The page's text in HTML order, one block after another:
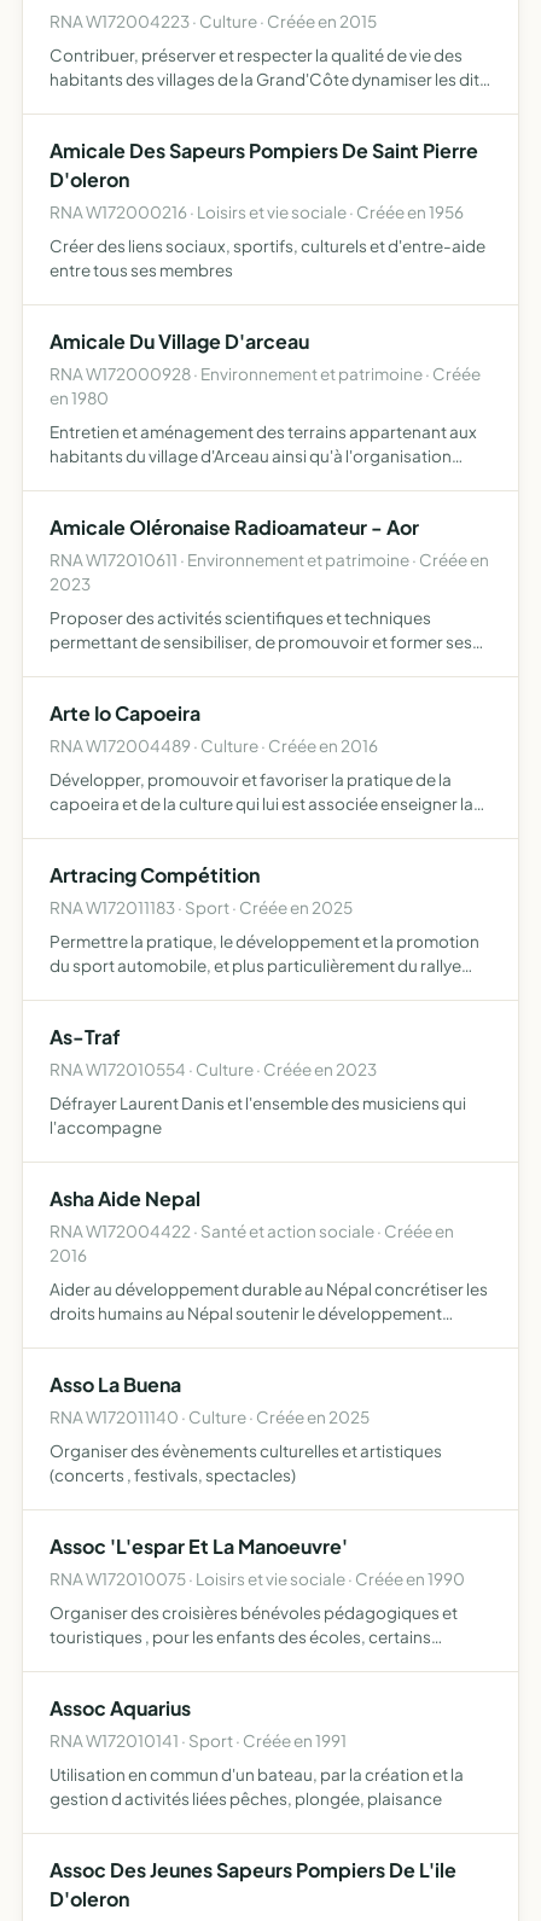
RNA W172004223 · Culture · Créée en 2015
Contribuer, préserver et respecter la qualité de vie des
habitants des villages de la Grand'Côte dynamiser les dits
Amicale Des Sapeurs Pompiers De Saint Pierre
D'oleron
RNA W172000216 · Loisirs et vie sociale · Créée en 1956
Créer des liens sociaux, sportifs, culturels et d'entre-aide
entre tous ses membres
Amicale Du Village D'arceau
RNA W172000928 · Environnement et patrimoine · Créée
en 1980
Entretien et aménagement des terrains appartenant aux
habitants du village d'Arceau ainsi qu'à l'organisation
Amicale Oléronaise Radioamateur - Aor
RNA W172010611 · Environnement et patrimoine · Créée en
2023
Proposer des activités scientifiques et techniques
permettant de sensibiliser, de promouvoir et former ses
de …
Arte Io Capoeira
RNA W172004489 · Culture · Créée en 2016
Développer, promouvoir et favoriser la pratique de la
capoeira et de la culture qui lui est associée enseigner la
Artracing Compétition
RNA W172011183 · Sport · Créée en 2025
Permettre la pratique, le développement et la promotion
du sport automobile, et plus particulièrement du rallye
As-Traf
RNA W172010554 · Culture · Créée en 2023
Défrayer Laurent Danis et l'ensemble des musiciens qui
l'accompagne
Asha Aide Nepal
RNA W172004422 · Santé et action sociale · Créée en
2016
Aider au développement durable au Népal concrétiser les
droits humains au Népal soutenir le développement
dispensaires…
Asso La Buena
RNA W172011140 · Culture · Créée en 2025
Organiser des évènements culturelles et artistiques
(concerts , festivals, spectacles)
Assoc 'L'espar Et La Manoeuvre'
RNA W172010075 · Loisirs et vie sociale · Créée en 1990
Organiser des croisières bénévoles pédagogiques et
touristiques , pour les enfants des écoles, certains
Assoc Aquarius
RNA W172010141 · Sport · Créée en 1991
Utilisation en commun d'un bateau, par la création et la
gestion d activités liées pêches, plongée, plaisance
Assoc Des Jeunes Sapeurs Pompiers De L'ile
D'oleron